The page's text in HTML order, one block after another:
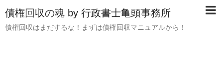
債権回収の魂 by 行政書士亀頭事務所
債権回収はまだするな！まずは債権回収マニュアルから！